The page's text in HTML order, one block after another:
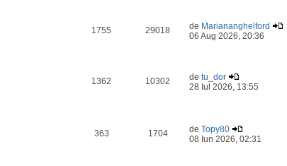
1755 29018 de Mariananghelford
06 Aug 2026, 20:36
1362 10302 detu_dor
28 Iul 2026, 13:55
363 1704 deTopy80
08 Iun 2026, 02:31